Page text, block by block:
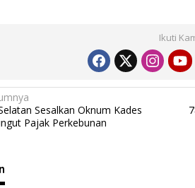
p
p
m
l e Ikuti
Sesalkan Oknum Kades
Pajak Perkebunan